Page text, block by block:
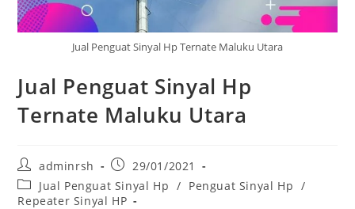
Jual Penguat Sinyal Hp Ternate Maluku Utara
Jual Penguat Sinyal Hp
Ternate Maluku Utara
Post
author:
adminrsh
Post
published:
29/01/2021
Post
category:
Jual Penguat Sinyal Hp / Penguat Sinyal Hp /
Repeater Sinyal HP